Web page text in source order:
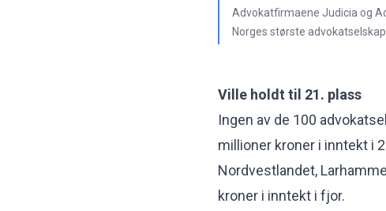
Advokatfirmaene Judicia og
Norges største
Ville holdt til 21. plass
Ingen av de 100
millioner kroner i inntekt i
Nordvestlandet,
kroner i inntekt i fjor.